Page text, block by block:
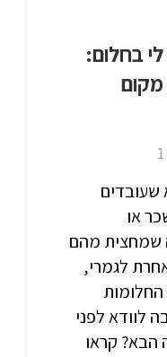
בחלום:
מקום
שעובדים
או
שמחצית מהם
לגמרי,
לוודא לפני
הבא? קראו